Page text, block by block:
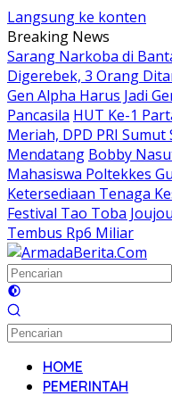
Langsung ke konten
Breaking News
Sarang Narkoba di
Digerebek, 3 Orang
Gen Alpha Harus Jadi
Pancasila HUT Ke-1
Meriah, DPD PRI Sumut
Mendatang Bobby
Mahasiswa Poltekkes
Ketersediaan Tenaga
Festival Tao Toba
Tembus Rp6 Miliar
HOME
PEMERINTAH